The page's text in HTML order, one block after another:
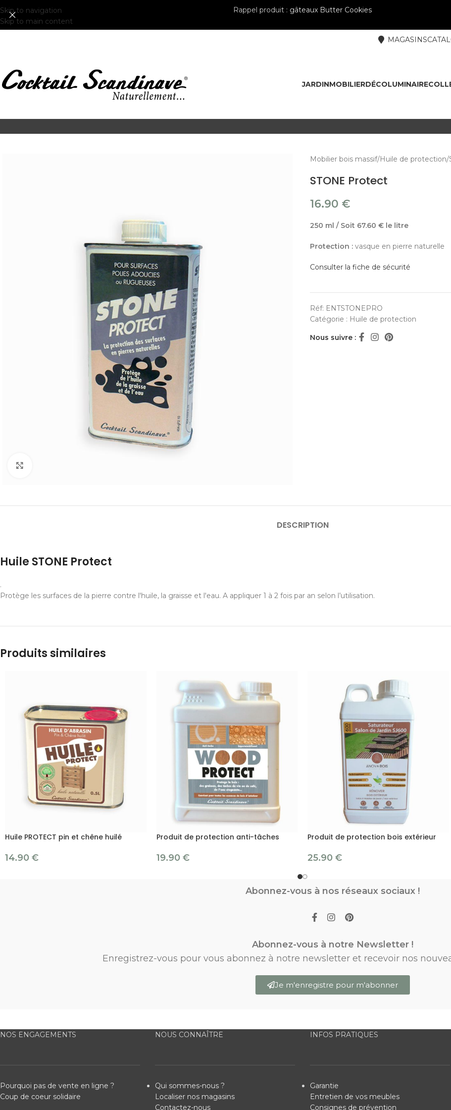
Skip to navigation
Skip to main content
Rappel produit : gâteaux Butter Cookies
MAGASINS
JARDINMOBILIERDÉCOLUMINAIRE
Mobilier bois massif Huile de protection
STONE Protect
16.90 €
250 ml / Soit 67.60 € le litre
Protection :vasque en pierre naturelle
Consulter la fiche de sécurité
Réf: ENTSTONEPRO
Catégorie : Huile de protection
Nous suivre :
DESCRIPTION
Huile STONE Protect
.
Protège les surfaces de la pierre contre l'huile, la graisse et l'eau. A appliquer 1 à 2 fois par an selon l’utilisation.
Produits similaires
Huile PROTECT pin et chêne huilé
14.90 €
Produit de protection anti-tâches
19.90 €
Produit de protection bois extérieur
25.90 €
Abonnez-vous à nos réseaux sociaux !
Abonnez-vous à notre Newsletter !
Enregistrez-vous pour vous abonnez à notre newsletter et recevoir nos
Je m'enregistre pour m'abonner
NOS ENGAGEMENTS
Pourquoi pas de vente en ligne ?
Coup de coeur solidaire
NOUS CONNAÎTRE
Qui sommes-nous ?
Localiser nos magasins
Contactez-nous
INFOS PRATIQUES
Garantie
Entretien de vos meubles
Consignes de prévention